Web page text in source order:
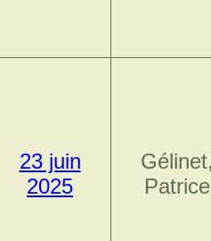
23 juin
2025
Patrice